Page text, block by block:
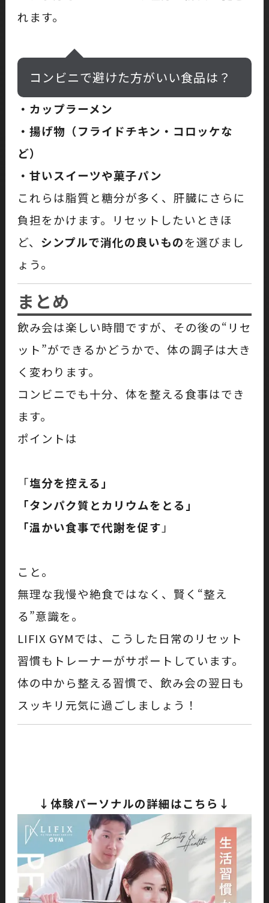
れます。
コンビニで避けた方がいい食品は？
・カップラーメン
・揚げ物（フライドチキン・コロッケな
ど）
・甘いスイーツや菓子パン
これらは脂質と糖分が多く、肝臓にさらに
負担をかけます。リセットしたいときほ
ど、 シンプルで消化の良いものを選びまし
ょう。
まとめ
飲み会は楽しい時間ですが、その後の“リセ
ット”ができるかどうかで、体の調子は大き
く変わります。
コンビニでも十分、体を整える食事はでき
ます。
ポイントは
「塩分を控える」
「タンパク質とカリウムをとる」
「温かい食事で代謝を促す 」
こと。
無理な我慢や絶食ではなく、賢く“整え
る”意識を。
LIFIX GYMでは、こうした日常のリセット
習慣もトレーナーがサポートしています。
体の中から整える習慣で、飲み会の翌日も
スッキリ元気に過ごしましょう！
↓体験パーソナルの詳細はこちら↓